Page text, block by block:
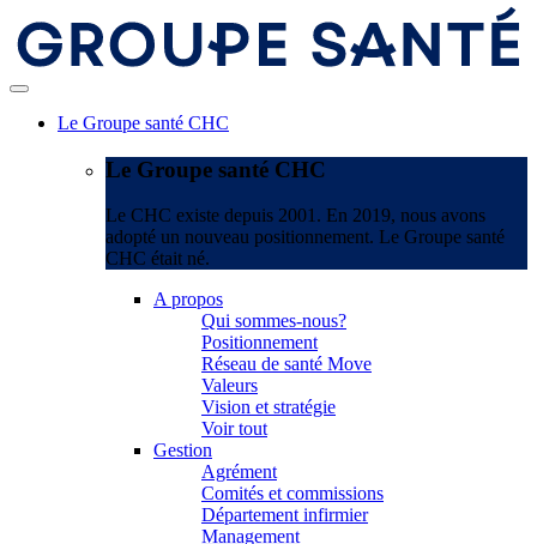
Le Groupe santé CHC
Le Groupe santé CHC
Le CHC existe depuis 2001. En 2019, nous avons
adopté un nouveau positionnement. Le Groupe santé
CHC était né.
A propos
Qui sommes-nous?
Positionnement
Réseau de santé Move
Valeurs
Vision et stratégie
Voir tout
Gestion
Agrément
Comités et commissions
Département infirmier
Management